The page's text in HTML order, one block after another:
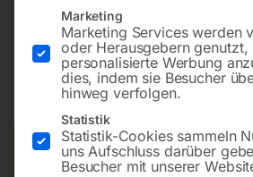
52,80
inkl. MwSt. zzgl.Versandkosten
Lieferzeit:ca. 2 - 3 Tage
Versandkosten Standard (Österreich):
Bitte beachten Sie: Die Versandkosten
Marketing
Marketing Services werden
oder Herausgebern genutzt,
personalisierte Werbung
dies, indem sie Besucher
hinweg verfolgen.
Statistik
Statistik-Cookies sammeln
uns Aufschluss darüber
Besucher mit unserer